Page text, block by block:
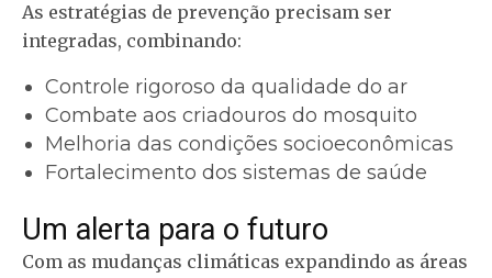
As estratégias de prevenção precisam ser
integradas, combinando:
Controle rigoroso da qualidade do ar
Combate aos criadouros do mosquito
Melhoria das condições socioeconômicas
Fortalecimento dos sistemas de saúde
Um alerta para o futuro
Com as mudanças climáticas expandindo as áreas